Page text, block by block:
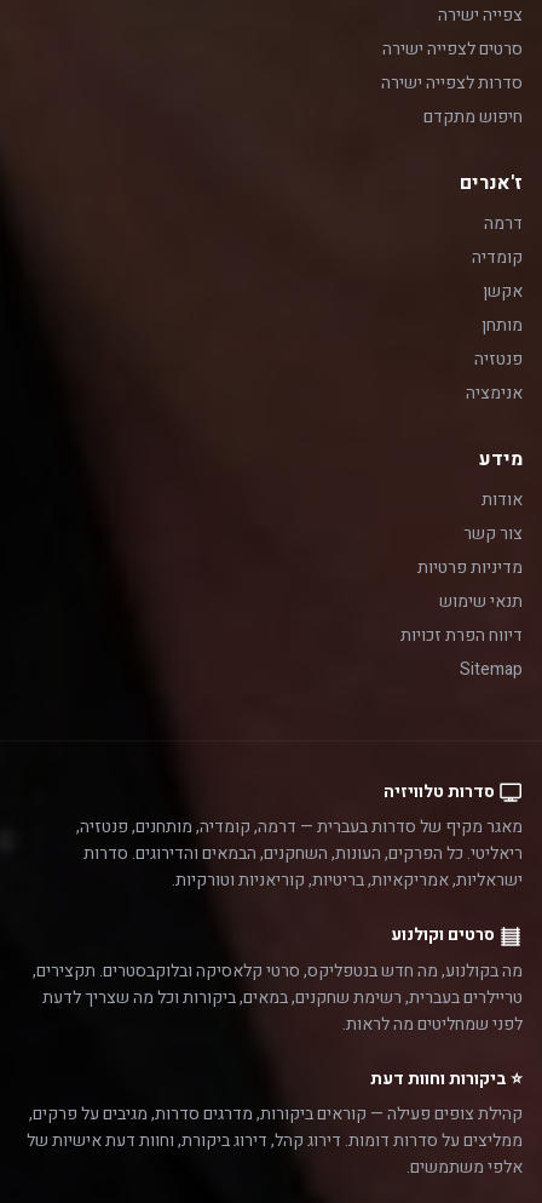
צפייה ישירה
סרטים לצפייה ישירה
סדרות לצפייה ישירה
חיפוש מתקדם
ז'אנרים
דרמה
קומדיה
אקשן
מותחן
פנטזיה
אנימציה
מידע
אודות
צור קשר
מדיניות פרטיות
תנאי שימוש
דיווח הפרת זכויות
Sitemap
סדרות טלוויזיה
מאגר מקיף של סדרות בעברית — דרמה, קומדיה, מותחנים, פנטזיה,
ריאליטי. כל הפרקים, העונות, השחקנים, הבמאים והדירוגים. סדרות
ישראליות, אמריקאיות, בריטיות, קוריאניות וטורקיות.
סרטים וקולנוע
מה בקולנוע, מה חדש בנטפליקס, סרטי קלאסיקה ובלוקבסטרים. תקצירים,
טריילרים בעברית, רשימת שחקנים, במאים, ביקורות וכל מה שצריך לדעת
לפני שמחליטים מה לראות.
⭐ ביקורות וחוות דעת
קהילת צופים פעילה — קוראים ביקורות, מדרגים סדרות, מגיבים על פרקים,
ממליצים על סדרות דומות. דירוג קהל, דירוג ביקורת, וחוות דעת אישיות של
אלפי משתמשים.